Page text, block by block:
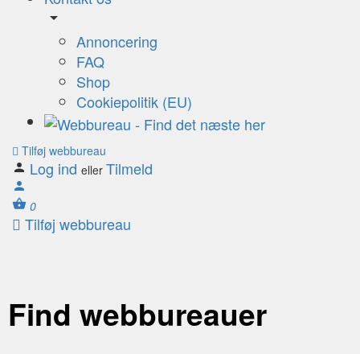
Annoncering
FAQ
Shop
Cookiepolitik (EU)
Tilføj webbureau
Log ind eller Tilmeld
0
Tilføj webbureau
Find webbureauer